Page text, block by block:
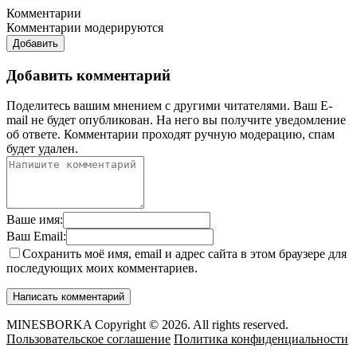
Комментарии
Комментарии модерируются
Добавить
Добавить комментарий
Поделитесь вашим мнением с другими читателями. Ваш E-
mail не будет опубликован. На него вы получите уведомление
об ответе. Комментарии проходят ручную модерацию, спам
будет удален.
Ваше имя:
Ваш Email:
Сохранить моё имя, email и адрес сайта в этом браузере для
последующих моих комментариев.
MINESBORKA Copyright © 2026. All rights reserved.
Пользовательское соглашение Политика конфиденциальности